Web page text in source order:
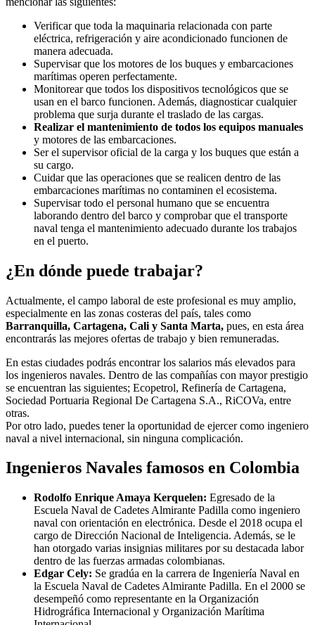
Verificar que toda la maquinaria relacionada con parte
eléctrica, refrigeración y aire acondicionado funcionen de
manera adecuada.
Supervisar que los motores de los buques y embarcaciones
marítimas operen perfectamente.
Monitorear que todos los dispositivos tecnológicos que se
usan en el barco funcionen. Además, diagnosticar cualquier
problema que surja durante el traslado de las cargas.
Realizar el mantenimiento de todos los equipos manuales
y motores de las embarcaciones.
Ser el supervisor oficial de la carga y los buques que están a
su cargo.
Cuidar que las operaciones que se realicen dentro de las
embarcaciones marítimas no contaminen el ecosistema.
Supervisar todo el personal humano que se encuentra
laborando dentro del barco y comprobar que el transporte
naval tenga el mantenimiento adecuado durante los trabajos
en el puerto.
¿En dónde puede trabajar?
Actualmente, el campo laboral de este profesional es muy amplio,
especialmente en las zonas costeras del país, tales como
Barranquilla, Cartagena, Cali y Santa Marta, pues, en esta área
encontrarás las mejores ofertas de trabajo y bien remuneradas.
En estas ciudades podrás encontrar los salarios más elevados para
los ingenieros navales. Dentro de las compañías con mayor prestigio
se encuentran las siguientes; Ecopetrol, Refinería de Cartagena,
Sociedad Portuaria Regional De Cartagena S.A., RiCOVa, entre
otras.
Por otro lado, puedes tener la oportunidad de ejercer como ingeniero
naval a nivel internacional, sin ninguna complicación.
Ingenieros Navales famosos en Colombia
Rodolfo Enrique Amaya Kerquelen: Egresado de la
Escuela Naval de Cadetes Almirante Padilla como ingeniero
naval con orientación en electrónica. Desde el 2018 ocupa el
cargo de Dirección Nacional de Inteligencia. Además, se le
han otorgado varias insignias militares por su destacada labor
dentro de las fuerzas armadas colombianas.
Edgar Cely: Se gradúa en la carrera de Ingeniería Naval en
la Escuela Naval de Cadetes Almirante Padilla. En el 2000 se
desempeñó como representante en la Organización
Hidrográfica Internacional y Organización Marítima